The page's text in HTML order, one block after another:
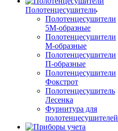
Полотенцесушители
Полотенцесушители
5М-образные
Полотенцесушители
М-образные
Полотенцесушители
П-образные
Полотенцесушители
Фокстрот
Полотенцесушитель
Лесенка
Фурнитура для
полотенцесушителей